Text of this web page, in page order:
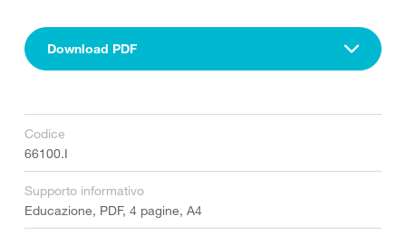
Download PDF
Codice
66100.I
Supporto informativo
Educazione, PDF, 4 pagine, A4